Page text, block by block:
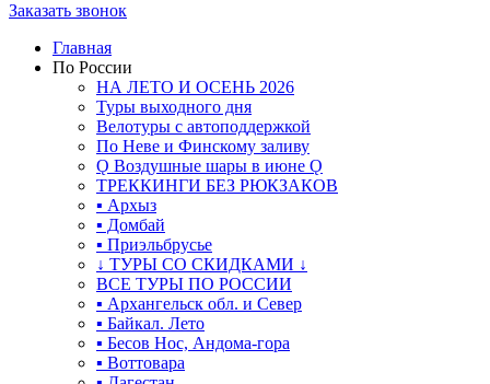
Заказать звонок
Главная
По России
НА ЛЕТО И ОСЕНЬ 2026
Туры выходного дня
Велотуры с автоподдержкой
По Неве и Финскому заливу
Ǫ Воздушные шары в июне Ǫ
ТРЕККИНГИ БЕЗ РЮКЗАКОВ
▪ Архыз
▪ Домбай
▪ Приэльбрусье
↓ ТУРЫ СО СКИДКАМИ ↓
ВСЕ ТУРЫ ПО РОССИИ
▪ Архангельск обл. и Север
▪ Байкал. Лето
▪ Бесов Нос, Андома-гора
▪ Воттовара